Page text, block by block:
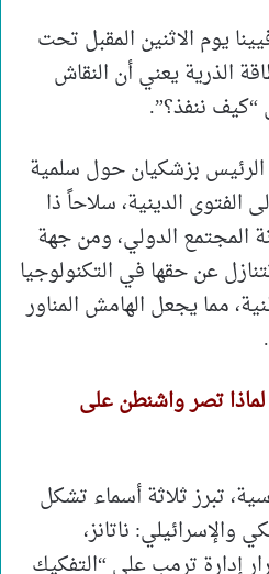
يوم الاثنين المقبل تحت
الذرية يعني أن النقاش
“كيف ننفذ؟”.
بزشكيان حول سلمية
الفتوى الدينية، سلاحاً ذا
المجتمع الدولي، ومن جهة
عن حقها في التكنولوجيا
مما يجعل الهامش المناور
لماذا تصر واشنطن على
تبرز ثلاثة أسماء تشكل
والإسرائيلي: ناتانز،
إدارة ترمب على “التفكيك